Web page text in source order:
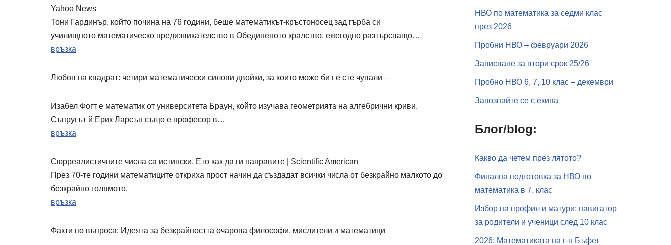
Yahoo News
Тони Гардинър, който почина на 76 години, беше математикът-кръстоносец зад гърба си
училищното математическо предизвикателство в Обединеното кралство, ежегодно разтърсващо…
връзка
Любов на квадрат: четири математически силови двойки, за които може би не сте чували –
Изабел Фогт е математик от университета Браун, който изучава геометрията на алгебрични криви.
Съпругът й Ерик Ларсън също е професор в…
връзка
Сюрреалистичните числа са истински. Ето как да ги направите | Scientific American
През 70-те години математиците откриха прост начин да създадат всички числа от безкрайно малкото до
безкрайно голямото.
връзка
Факти по въпроса: Идеята за безкрайността очарова философи, мислители и математици
НВО по математика за седми клас
през 2026
Пробни НВО – февруари 2026
Записване за втори срок 25/26
Пробно НВО 6, 7, 10 клас – декември
Запознайте се с екипа
Блог/blog:
Какво да четем през лятото?
Финална подготовка за НВО по
математика в 7. клас
Избор на профил и матури: навигатор
за родители и ученици след 10 клас
2026: Математиката на г-н Бъфет